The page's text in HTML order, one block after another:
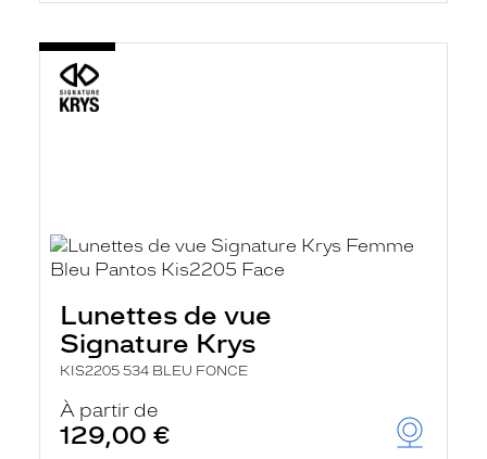
Lunettes de vue
Signature Krys
KIS2205 534 BLEU FONCE
À partir de
129,00 €